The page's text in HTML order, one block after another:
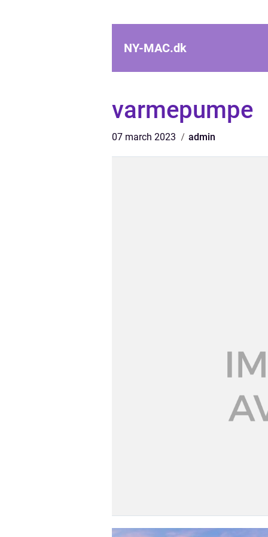
NY-MAC.dk
varmepumpe
07 march 2023 admin